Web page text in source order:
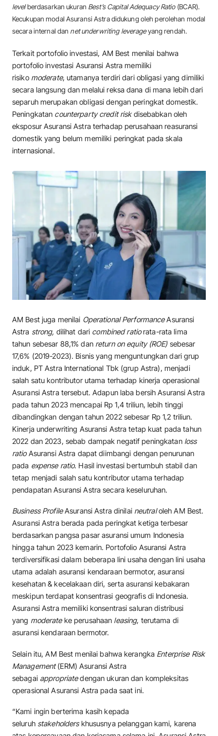
levelberdasarkan ukuran Best’s Capital Adequacy Ratio(BCAR).
Kecukupan modal Asuransi Astra didukung oleh perolehan modal
secara internal dan net underwriting leverageyang rendah.
Terkait portofolio investasi, AM Best menilai bahwa
portofolio investasi Asuransi Astra memiliki
risiko moderate, utamanya terdiri dari obligasi yang dimiliki
secara langsung dan melalui reksa dana di mana lebih dari
separuh merupakan obligasi dengan peringkat domestik.
Peningkatan counterparty credit riskdisebabkan oleh
eksposur Asuransi Astra terhadap perusahaan reasuransi
domestik yang belum memiliki peringkat pada skala
internasional.
AM Best juga menilai Operational PerformanceAsuransi
Astra strong, dilihat dari combined ratiorata-rata lima
tahun sebesar 88,1% dan return on equity (ROE) sebesar
17,6% (2019-2023). Bisnis yang menguntungkan dari grup
induk, PT Astra International Tbk (grup Astra), menjadi
salah satu kontributor utama terhadap kinerja operasional
Asuransi Astra tersebut. Adapun laba bersih Asuransi Astra
pada tahun 2023 mencapai Rp 1,4 triliun, lebih tinggi
dibandingkan dengan tahun 2022 sebesar Rp 1,2 triliun.
Kinerja underwriting Asuransi Astra tetap kuat pada tahun
2022 dan 2023, sebab dampak negatif peningkatan loss
ratioAsuransi Astra dapat diimbangi dengan penurunan
pada expense ratio. Hasil investasi bertumbuh stabil dan
tetap menjadi salah satu kontributor utama terhadap
pendapatan Asuransi Astra secara keseluruhan.
Business ProfileAsuransi Astra dinilai neutraloleh AM Best.
Asuransi Astra berada pada peringkat ketiga terbesar
berdasarkan pangsa pasar asuransi umum Indonesia
hingga tahun 2023 kemarin. Portofolio Asuransi Astra
terdiversifikasi dalam beberapa lini usaha dengan lini usaha
utama adalah asuransi kendaraan bermotor, asuransi
kesehatan & kecelakaan diri, serta asuransi kebakaran
meskipun terdapat konsentrasi geografis di Indonesia.
Asuransi Astra memiliki konsentrasi saluran distribusi
yang moderateke perusahaan leasing, terutama di
asuransi kendaraan bermotor.
Selain itu, AM Best menilai bahwa kerangka Enterprise Risk
Management(ERM) Asuransi Astra
sebagai appropriatedengan ukuran dan kompleksitas
operasional Asuransi Astra pada saat ini.
“Kami ingin berterima kasih kepada
seluruh stakeholderskhususnya pelanggan kami, karena